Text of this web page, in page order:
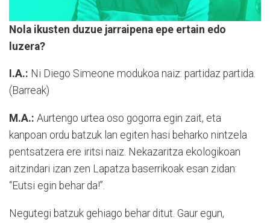
Nola ikusten duzue jarraipena epe ertain edo
luzera?
I.A.: Ni Diego Simeone modukoa naiz: partidaz partida.
(Barreak)
M.A.: Aurtengo urtea oso gogorra egin zait, eta
kanpoan ordu batzuk lan egiten hasi beharko nintzela
pentsatzera ere iritsi naiz. Nekazaritza ekologikoan
aitzindari izan zen Lapatza baserrikoak esan zidan:
“Eutsi egin behar da!”.
Negutegi batzuk gehiago behar ditut. Gaur egun,